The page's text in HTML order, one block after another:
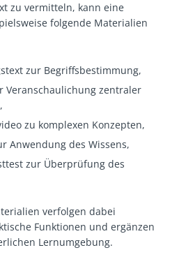
zu vermitteln, kann eine
folgende Materialien
zur Begriffsbestimmung,
Veranschaulichung zentraler
zu komplexen Konzepten,
Anwendung des Wissens,
zur Überprüfung des
verfolgen dabei
Funktionen und ergänzen
Lernumgebung.